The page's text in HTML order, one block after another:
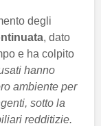
degli
, dato
e ha colpito
hanno
ambiente per
sotto la
redditizie.